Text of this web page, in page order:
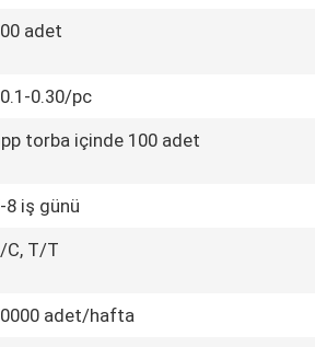
adet
0.30/pc
torba içinde 100 adet
8 iş günü
C, T/T
adet/hafta